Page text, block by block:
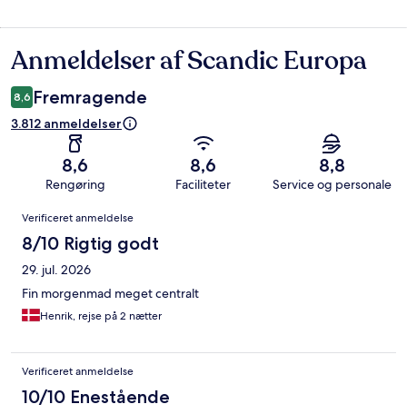
Anmeldelser
Anmeldelser af Scandic Europa
8,6 Fremragende
3.812 anmeldelser
8,6
Rengøring
8,6
Faciliteter
8,8
Service og personale
Anmeldelser
Verificeret anmeldelse
8/10 Rigtig godt
29. jul. 2026
Fin morgenmad meget centralt
Henrik, rejse på 2 nætter
Verificeret anmeldelse
10/10 Enestående